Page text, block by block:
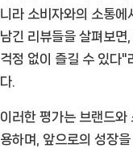
니라 소비자와의 소통에
남긴 리뷰들을 살펴보
걱정 없이 즐길 수 있다"
다.
이러한 평가는 브랜드와
용하며, 앞으로의 성장